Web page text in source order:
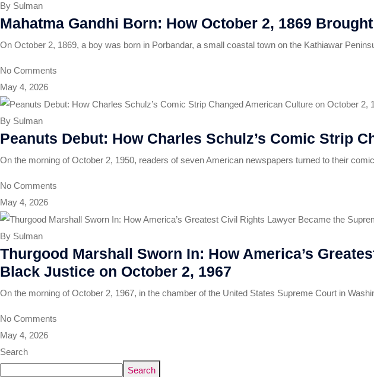
By Sulman
Mahatma Gandhi Born: How October 2, 1869
On October 2, 1869, a boy was born in Porbandar, a small coastal town on the Kathiawar
No Comments
May 4, 2026
By Sulman
Peanuts Debut: How Charles Schulz’s Comic Strip
On the morning of October 2, 1950, readers of seven American newspapers turned to their
No Comments
May 4, 2026
By Sulman
Thurgood Marshall Sworn In: How America’s
Black Justice on October 2, 1967
On the morning of October 2, 1967, in the chamber of the United States Supreme Court in
No Comments
May 4, 2026
Search
Search